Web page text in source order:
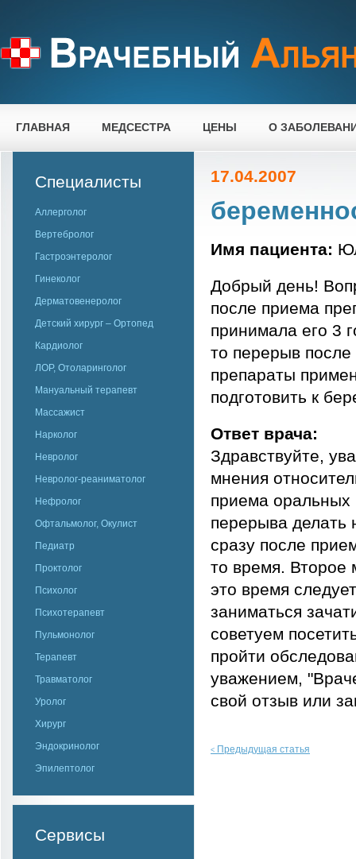
ГЛАВНАЯ МЕДСЕСТРА ЦЕНЫ О
Специалисты
Аллерголог
Вертебролог
Гастроэнтеролог
Гинеколог
Дерматовенеролог
Детский хирург – Ортопед
Кардиолог
ЛОР, Отоларинголог
Мануальный терапевт
Массажист
Нарколог
Невролог
Невролог-реаниматолог
Нефролог
Офтальмолог, Окулист
Педиатр
Проктолог
Психолог
Психотерапевт
Пульмонолог
Терапевт
Травматолог
Уролог
Хирург
Эндокринолог
Эпилептолог
Сервисы
17.04.2007
Имя пациента:
Добрый день!
после приема
принимала его 3
то перерыв
препараты
подготовить к
Ответ врача:
Здравствуйте,
мнения
приема оральных
перерыва делать
сразу после
то время. Второе
это время
заниматься
советуем
пройти
уважением,
свой отзыв или
< Предыдущая статья